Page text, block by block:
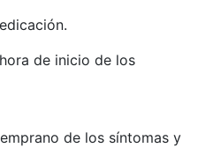
de inicio de los
de los síntomas y